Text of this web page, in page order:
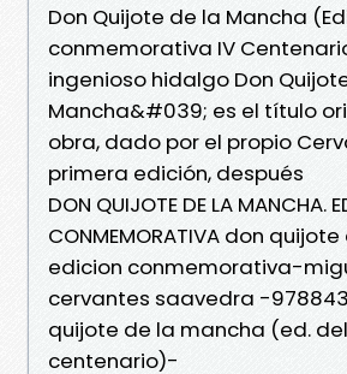
Don Quijote de la Mancha
conmemorativa IV
ingenioso hidalgo Don
Mancha&#039; es el título
obra, dado por el propio
primera edición, después
DON QUIJOTE DE LA MANCHA.
CONMEMORATIVA don
edicion conmemorativa-
cervantes saavedra -
quijote de la mancha (ed.
centenario)-